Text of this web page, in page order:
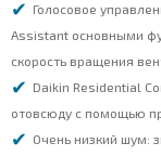
Голосовое
Assistant основными
скорость вращения
Daikin Residential
отовсюду с помощью
Очень низкий шум: